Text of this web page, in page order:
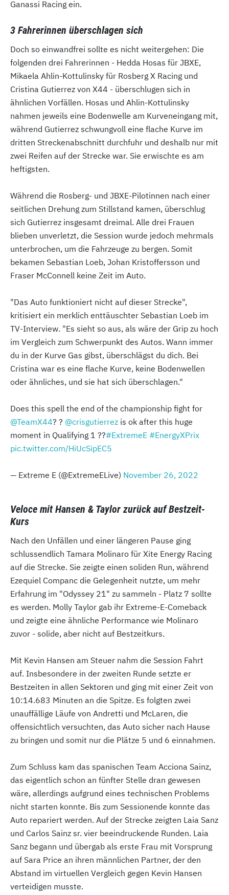
Ganassi Racing ein.
3 Fahrerinnen überschlagen sich
Doch so einwandfrei sollte es nicht weitergehen: Die
folgenden drei Fahrerinnen - Hedda Hosas für JBXE,
Mikaela Ahlin-Kottulinsky für Rosberg X Racing und
Cristina Gutierrez von X44 - überschlugen sich in
ähnlichen Vorfällen. Hosas und Ahlin-Kottulinsky
nahmen jeweils eine Bodenwelle am Kurveneingang mit,
während Gutierrez schwungvoll eine flache Kurve im
dritten Streckenabschnitt durchfuhr und deshalb nur mit
zwei Reifen auf der Strecke war. Sie erwischte es am
heftigsten.
Während die Rosberg- und JBXE-Pilotinnen nach einer
seitlichen Drehung zum Stillstand kamen, überschlug
sich Gutierrez insgesamt dreimal. Alle drei Frauen
blieben unverletzt, die Session wurde jedoch mehrmals
unterbrochen, um die Fahrzeuge zu bergen. Somit
bekamen Sebastian Loeb, Johan Kristoffersson und
Fraser McConnell keine Zeit im Auto.
"Das Auto funktioniert nicht auf dieser Strecke",
kritisiert ein merklich enttäuschter Sebastian Loeb im
TV-Interview. "Es sieht so aus, als wäre der Grip zu hoch
im Vergleich zum Schwerpunkt des Autos. Wann immer
du in der Kurve Gas gibst, überschlägst du dich. Bei
Cristina war es eine flache Kurve, keine Bodenwellen
oder ähnliches, und sie hat sich überschlagen."
Does this spell the end of the championship fight for
@TeamX44? ? @crisgutierrez is ok after this huge
moment in Qualifying 1 ??#ExtremeE #EnergyXPrix
pic.twitter.com/HiUcSipEC5
— Extreme E (@ExtremeELive) November 26, 2022
Veloce mit Hansen & Taylor zurück auf Bestzeit-
Kurs
Nach den Unfällen und einer längeren Pause ging
schlussendlich Tamara Molinaro für Xite Energy Racing
auf die Strecke. Sie zeigte einen soliden Run, während
Ezequiel Companc die Gelegenheit nutzte, um mehr
Erfahrung im "Odyssey 21" zu sammeln - Platz 7 sollte
es werden. Molly Taylor gab ihr Extreme-E-Comeback
und zeigte eine ähnliche Performance wie Molinaro
zuvor - solide, aber nicht auf Bestzeitkurs.
Mit Kevin Hansen am Steuer nahm die Session Fahrt
auf. Insbesondere in der zweiten Runde setzte er
Bestzeiten in allen Sektoren und ging mit einer Zeit von
10:14.683 Minuten an die Spitze. Es folgten zwei
unauffällige Läufe von Andretti und McLaren, die
offensichtlich versuchten, das Auto sicher nach Hause
zu bringen und somit nur die Plätze 5 und 6 einnahmen.
Zum Schluss kam das spanischen Team Acciona Sainz,
das eigentlich schon an fünfter Stelle dran gewesen
wäre, allerdings aufgrund eines technischen Problems
nicht starten konnte. Bis zum Sessionende konnte das
Auto repariert werden. Auf der Strecke zeigten Laia Sanz
und Carlos Sainz sr. vier beeindruckende Runden. Laia
Sanz begann und übergab als erste Frau mit Vorsprung
auf Sara Price an ihren männlichen Partner, der den
Abstand im virtuellen Vergleich gegen Kevin Hansen
verteidigen musste.